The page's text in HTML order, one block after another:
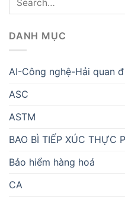
DANH MỤC
AI-Công nghệ-Hải quan
ASC
ASTM
BAO BÌ TIẾP XÚC THỰC
Bảo hiểm hàng hoá
CA